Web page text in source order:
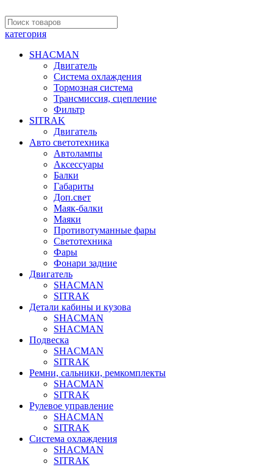
категория
SHACMAN
Двигатель
Система охлаждения
Тормозная система
Трансмиссия, сцепление
Фильтр
SITRAK
Двигатель
Авто светотехника
Автолампы
Аксессуары
Балки
Габариты
Доп.свет
Маяк-балки
Маяки
Противотуманные фары
Светотехника
Фары
Фонари задние
Двигатель
SHACMAN
SITRAK
Детали кабины и кузова
SHACMAN
SHACMAN
Подвеска
SHACMAN
SITRAK
Ремни, сальники, ремкомплекты
SHACMAN
SITRAK
Рулевое управление
SHACMAN
SITRAK
Система охлаждения
SHACMAN
SITRAK